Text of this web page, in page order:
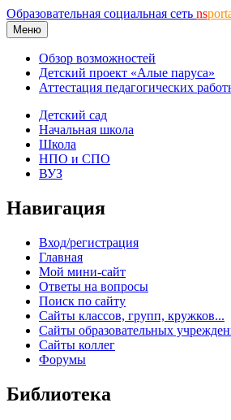
Образовательная социальная сеть ns
Меню
Обзор возможностей
Детский проект «Алые паруса»
Аттестация педагогических
Детский сад
Начальная школа
Школа
НПО и СПО
ВУЗ
Навигация
Вход/регистрация
Главная
Мой мини-сайт
Ответы на вопросы
Поиск по сайту
Сайты классов, групп, кружков...
Сайты образовательных
Сайты коллег
Форумы
Библиотека